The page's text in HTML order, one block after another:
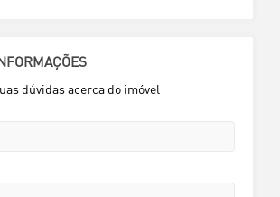
dúvidas acerca do imóvel